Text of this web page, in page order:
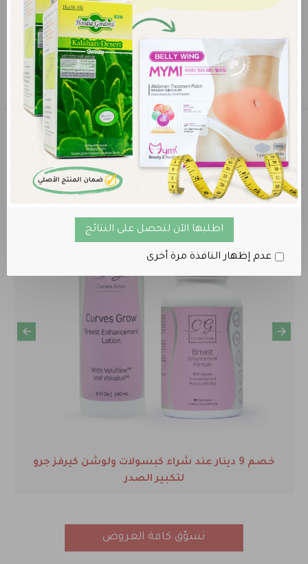
اطلبها الآن لتحصل على النتائج
عدم إظهار النافذة مرة أخرى
منتج
خدمة توفير المنتجات
ان لم تجد منتجك المفضل اطلبه لنقوم بتوفيره
العروض والخصومات
خصم 9 دينار عند شراء كبسولات ولوشن كيرفز جرو
لتكبير الصدر
تسوّق كافة العروض